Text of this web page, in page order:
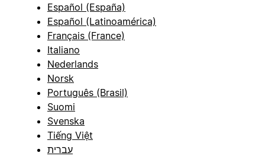
Español (España)
Español (Latinoamérica)
Français (France)
Italiano
Nederlands
Norsk
Português (Brasil)
Suomi
Svenska
Tiếng Việt
עברית